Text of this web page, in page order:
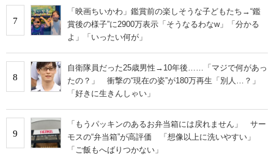
7
「映画ちいかわ」鑑賞前の楽しそうな子どもたち→“鑑
賞後の様子”に2900万表示「そうなるわなw」「分かる
よ」「いったい何が」
8
自衛隊員だった25歳男性→10年後……「マジで何があっ
たの？」 衝撃の“現在の姿”が180万再生「別人…？」
「好きに生きんしゃい」
9
「もうパッキンのあるお弁当箱には戻れません」 サー
モスの“弁当箱”が高評価 「想像以上に洗いやすい」
「ご飯もへばりつかない」